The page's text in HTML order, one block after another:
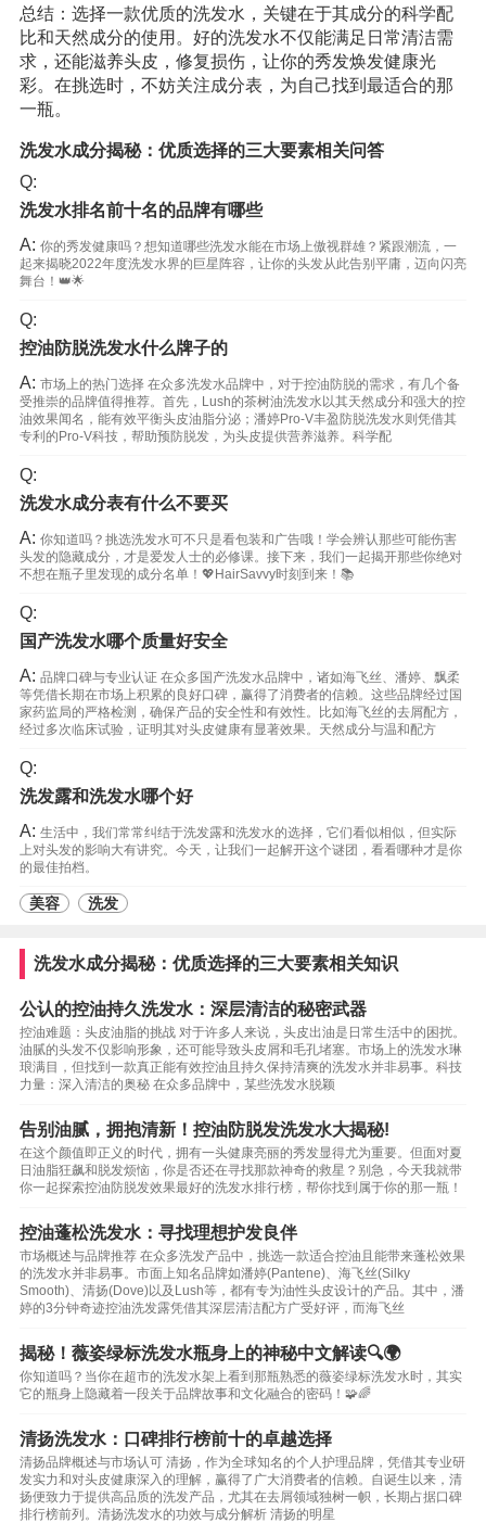
总结：选择一款优质的洗发水，关键在于其成分的科学配
比和天然成分的使用。好的洗发水不仅能满足日常清洁需
求，还能滋养头皮，修复损伤，让你的秀发焕发健康光
彩。在挑选时，不妨关注成分表，为自己找到最适合的那
一瓶。
洗发水成分揭秘：优质选择的三大要素相关问答
Q:
洗发水排名前十名的品牌有哪些
A: 你的秀发健康吗？想知道哪些洗发水能在市场上傲视群雄？紧跟潮流，一
起来揭晓2022年度洗发水界的巨星阵容，让你的头发从此告别平庸，迈向闪亮
舞台！👑🌟
Q:
控油防脱洗发水什么牌子的
A: 市场上的热门选择 在众多洗发水品牌中，对于控油防脱的需求，有几个备
受推崇的品牌值得推荐。首先，Lush的茶树油洗发水以其天然成分和强大的控
油效果闻名，能有效平衡头皮油脂分泌；潘婷Pro-V丰盈防脱洗发水则凭借其
专利的Pro-V科技，帮助预防脱发，为头皮提供营养滋养。科学配
Q:
洗发水成分表有什么不要买
A: 你知道吗？挑选洗发水可不只是看包装和广告哦！学会辨认那些可能伤害
头发的隐藏成分，才是爱发人士的必修课。接下来，我们一起揭开那些你绝对
不想在瓶子里发现的成分名单！💖HairSavvy时刻到来！📚
Q:
国产洗发水哪个质量好安全
A: 品牌口碑与专业认证 在众多国产洗发水品牌中，诸如海飞丝、潘婷、飘柔
等凭借长期在市场上积累的良好口碑，赢得了消费者的信赖。这些品牌经过国
家药监局的严格检测，确保产品的安全性和有效性。比如海飞丝的去屑配方，
经过多次临床试验，证明其对头皮健康有显著效果。天然成分与温和配方
Q:
洗发露和洗发水哪个好
A: 生活中，我们常常纠结于洗发露和洗发水的选择，它们看似相似，但实际
上对头发的影响大有讲究。今天，让我们一起解开这个谜团，看看哪种才是你
的最佳拍档。
美容 洗发
洗发水成分揭秘：优质选择的三大要素相关知识
公认的控油持久洗发水：深层清洁的秘密武器
控油难题：头皮油脂的挑战 对于许多人来说，头皮出油是日常生活中的困扰。
油腻的头发不仅影响形象，还可能导致头皮屑和毛孔堵塞。市场上的洗发水琳
琅满目，但找到一款真正能有效控油且持久保持清爽的洗发水并非易事。科技
力量：深入清洁的奥秘 在众多品牌中，某些洗发水脱颖
告别油腻，拥抱清新！控油防脱发洗发水大揭秘!
在这个颜值即正义的时代，拥有一头健康亮丽的秀发显得尤为重要。但面对夏
日油脂狂飙和脱发烦恼，你是否还在寻找那款神奇的救星？别急，今天我就带
你一起探索控油防脱发效果最好的洗发水排行榜，帮你找到属于你的那一瓶！
控油蓬松洗发水：寻找理想护发良伴
市场概述与品牌推荐 在众多洗发产品中，挑选一款适合控油且能带来蓬松效果
的洗发水并非易事。市面上知名品牌如潘婷(Pantene)、海飞丝(Silky
Smooth)、清扬(Dove)以及Lush等，都有专为油性头皮设计的产品。其中，潘
婷的3分钟奇迹控油洗发露凭借其深层清洁配方广受好评，而海飞丝
揭秘！薇姿绿标洗发水瓶身上的神秘中文解读🔍🌍
你知道吗？当你在超市的洗发水架上看到那瓶熟悉的薇姿绿标洗发水时，其实
它的瓶身上隐藏着一段关于品牌故事和文化融合的密码！🧩🌈
清扬洗发水：口碑排行榜前十的卓越选择
清扬品牌概述与市场认可 清扬，作为全球知名的个人护理品牌，凭借其专业研
发实力和对头皮健康深入的理解，赢得了广大消费者的信赖。自诞生以来，清
扬便致力于提供高品质的洗发产品，尤其在去屑领域独树一帜，长期占据口碑
排行榜前列。清扬洗发水的功效与成分解析 清扬的明星